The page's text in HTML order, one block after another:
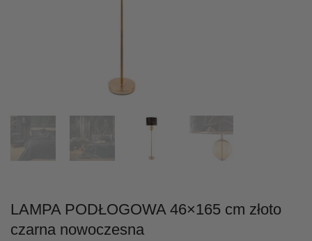
LAMPA PODŁOGOWA 46×165 cm złoto
czarna nowoczesna